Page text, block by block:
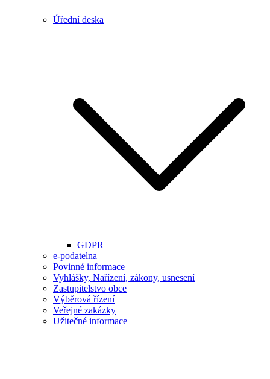
Úřední deska
GDPR
e-podatelna
Povinné informace
Vyhlášky, Nařízení, zákony, usnesení
Zastupitelstvo obce
Výběrová řízení
Veřejné zakázky
Užitečné informace